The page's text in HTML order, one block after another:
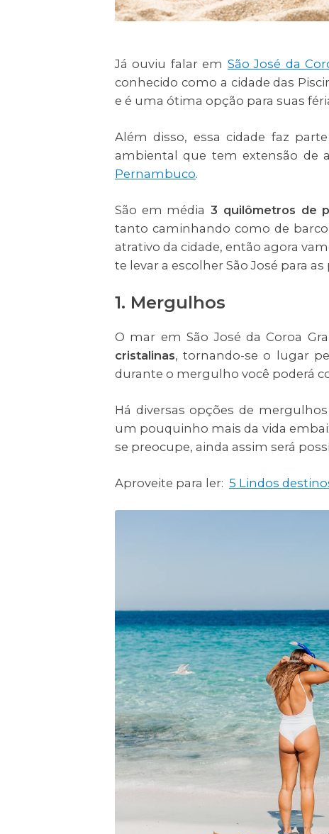
Já ouviu falar em São José da
conhecido como a cidade das
e é uma ótima opção para suas
Além disso, essa cidade faz
ambiental que tem extensão de
Pernambuco.
São em média 3 quilômetros de
tanto caminhando como de
atrativo da cidade, então agora
te levar a escolher São José para
1. Mergulhos
O mar em São José da Coroa
cristalinas, tornando-se o lugar
durante o mergulho você poderá
Há diversas opções de
um pouquinho mais da vida
se preocupe, ainda assim será
Aproveite para ler: 5 Lindos